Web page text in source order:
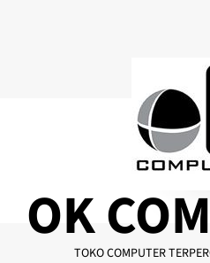
OKTOKO COMPUTER